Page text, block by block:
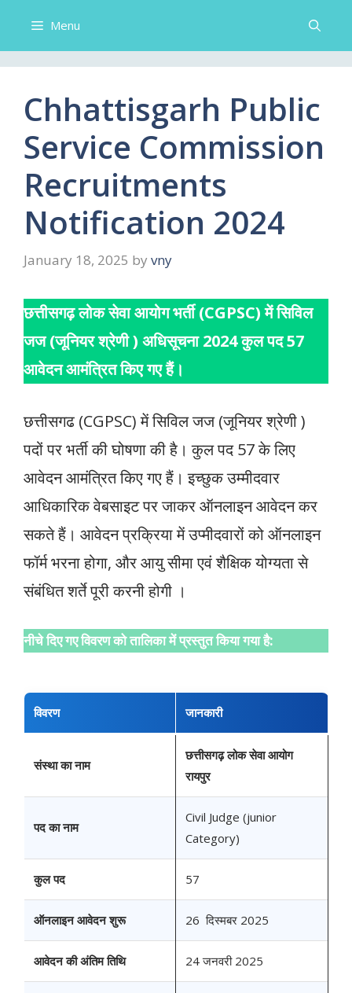
Menu
Chhattisgarh Public
Service Commission
Recruitments
Notification 2024
January 18, 2025 by vny
छत्तीसगढ़ लोक सेवा आयोग भर्ती (CGPSC) में सिविल
जज (जूनियर श्रेणी ) अधिसूचना 2024 कुल पद 57
आवेदन आमंत्रित किए गए हैं।
छत्तीसगढ (CGPSC) में सिविल जज (जूनियर श्रेणी )
पदों पर भर्ती की घोषणा की है। कुल पद 57 के लिए
आवेदन आमंत्रित किए गए हैं। इच्छुक उम्मीदवार
आधिकारिक वेबसाइट पर जाकर ऑनलाइन आवेदन कर
सकते हैं। आवेदन प्रक्रिया में उप्मीदवारों को ऑनलाइन
फॉर्म भरना होगा, और आयु सीमा एवं शैक्षिक योग्यता से
संबंधित शर्ते पूरी करनी होगी ।
नीचे दिए गए विवरण को तालिका में प्रस्तुत किया गया है:
विवरण जानकारी
संस्था का नाम
छत्तीसगढ़ लोक सेवा आयोग
रायपुर
पद का नाम
Civil Judge (junior
Category)
कुल पद 57
ऑनलाइन आवेदन शुरू 26 दिस्मबर 2025
आवेदन की अंतिम तिथि 24 जनवरी 2025